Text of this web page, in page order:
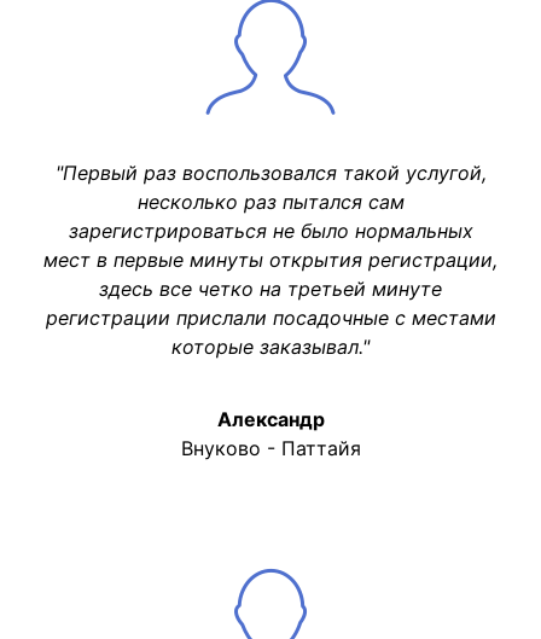
"Первый раз воспользовался такой услугой,
несколько раз пытался сам
зарегистрироваться не было нормальных
мест в первые минуты открытия регистрации,
здесь все четко на третьей минуте
регистрации прислали посадочные с местами
которые заказывал."
Александр
Внуково - Паттайя